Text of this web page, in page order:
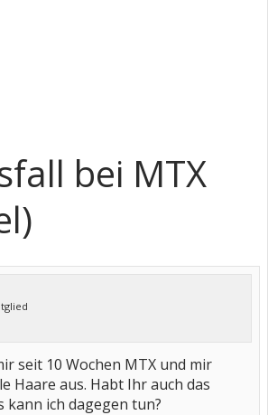
bei MTX
seit 10 Wochen MTX und mir
Haare aus. Habt Ihr auch das
kann ich dagegen tun?